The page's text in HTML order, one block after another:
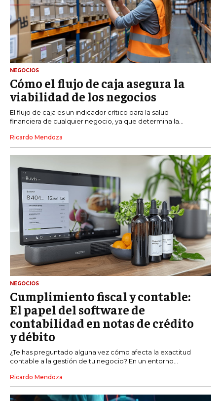
NEGOCIOS
Cómo el flujo de caja asegura la
viabilidad de los negocios
El flujo de caja es un indicador crítico para la salud
financiera de cualquier negocio, ya que determina la...
Ricardo Mendoza
NEGOCIOS
Cumplimiento fiscal y contable:
El papel del software de
contabilidad en notas de crédito
y débito
¿Te has preguntado alguna vez cómo afecta la exactitud
contable a la gestión de tu negocio? En un entorno...
Ricardo Mendoza